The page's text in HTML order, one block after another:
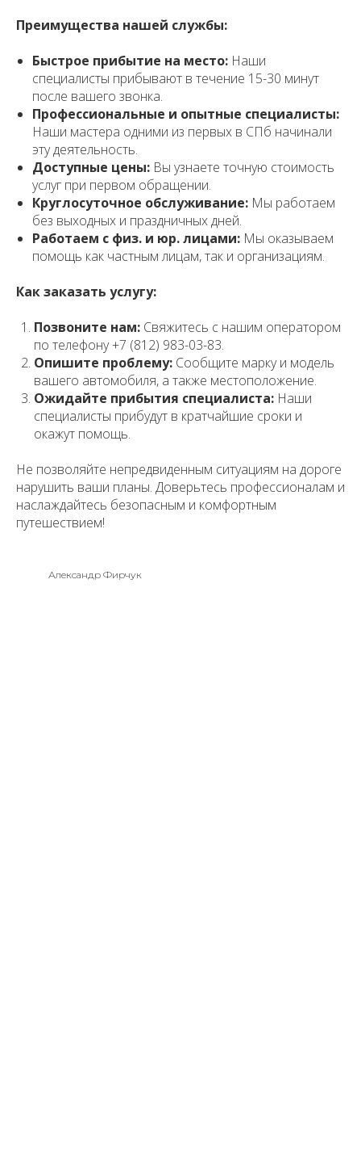
Преимущества нашей службы:
Быстрое прибытие на место: Наши
специалисты прибывают в течение 15-30 минут
после вашего звонка.
Профессиональные и опытные специалисты:
Наши мастера одними из первых в СПб начинали
эту деятельность.
Доступные цены: Вы узнаете точную стоимость
услуг при первом обращении.
Круглосуточное обслуживание: Мы работаем
без выходных и праздничных дней.
Работаем с физ. и юр. лицами: Мы оказываем
помощь как частным лицам, так и организациям.
Как заказать услугу:
Позвоните нам: Свяжитесь с нашим оператором
по телефону +7 (812) 983-03-83.
Опишите проблему: Сообщите марку и модель
вашего автомобиля, а также местоположение.
Ожидайте прибытия специалиста: Наши
специалисты прибудут в кратчайшие сроки и
окажут помощь.
Не позволяйте непредвиденным ситуациям на дороге
нарушить ваши планы. Доверьтесь профессионалам и
наслаждайтесь безопасным и комфортным
путешествием!
Александр Фирчук